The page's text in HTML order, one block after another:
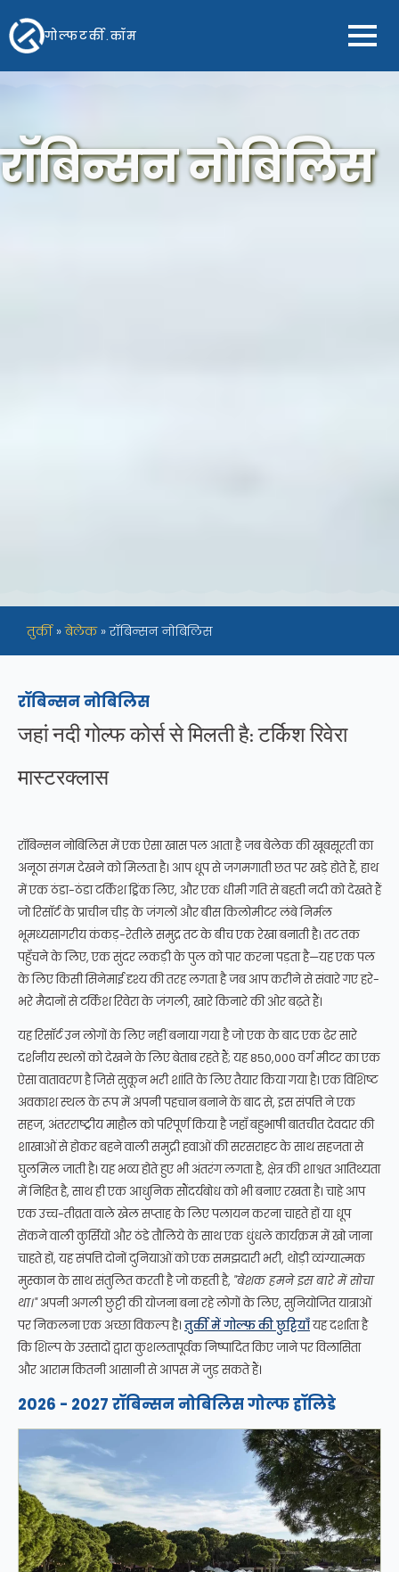
गोल्फटर्की.कॉम
रॉबिन्सन नोबिलिस
तुर्की»बेलेक»रॉबिन्सन नोबिलिस
रॉबिन्सन नोबिलिस
जहां नदी गोल्फ कोर्स से मिलती है: टर्किश रिवेरा
मास्टरक्लास
रॉबिन्सन नोबिलिस में एक ऐसा खास पल आता है जब बेलेक की खूबसूरती का
अनूठा संगम देखने को मिलता है। आप धूप से जगमगाती छत पर खड़े होते हैं, हाथ
में एक ठंडा-ठंडा टर्किश ड्रिंक लिए, और एक धीमी गति से बहती नदी को देखते हैं
जो रिसॉर्ट के प्राचीन चीड़ के जंगलों और बीस किलोमीटर लंबे निर्मल
भूमध्यसागरीय कंकड़-रेतीले समुद्र तट के बीच एक रेखा बनाती है। तट तक
पहुँचने के लिए, एक सुंदर लकड़ी के पुल को पार करना पड़ता है—यह एक पल
के लिए किसी सिनेमाई दृश्य की तरह लगता है जब आप करीने से संवारे गए हरे-
भरे मैदानों से टर्किश रिवेरा के जंगली, खारे किनारे की ओर बढ़ते हैं।
यह रिसॉर्ट उन लोगों के लिए नहीं बनाया गया है जो एक के बाद एक ढेर सारे
दर्शनीय स्थलों को देखने के लिए बेताब रहते हैं; यह 850,000 वर्ग मीटर का एक
ऐसा वातावरण है जिसे सुकून भरी शांति के लिए तैयार किया गया है। एक विशिष्ट
अवकाश स्थल के रूप में अपनी पहचान बनाने के बाद से, इस संपत्ति ने एक
सहज, अंतरराष्ट्रीय माहौल को परिपूर्ण किया है जहाँ बहुभाषी बातचीत देवदार की
शाखाओं से होकर बहने वाली समुद्री हवाओं की सरसराहट के साथ सहजता से
घुलमिल जाती है। यह भव्य होते हुए भी अंतरंग लगता है, क्षेत्र की शाश्वत आतिथ्यता
में निहित है, साथ ही एक आधुनिक सौंदर्यबोध को भी बनाए रखता है। चाहे आप
एक उच्च-तीव्रता वाले खेल सप्ताह के लिए पलायन करना चाहते हों या धूप
सेंकने वाली कुर्सियों और ठंडे तौलिये के साथ एक धुंधले कार्यक्रम में खो जाना
चाहते हों, यह संपत्ति दोनों दुनियाओं को एक समझदारी भरी, थोड़ी व्यंग्यात्मक
मुस्कान के साथ संतुलित करती है जो कहती है, "बेशक हमने इस बारे में सोचा
था।"अपनी अगली छुट्टी की योजना बना रहे लोगों के लिए, सुनियोजित यात्राओं
पर निकलना एक अच्छा विकल्प है। तुर्की में गोल्फ़ की छुट्टियाँयह दर्शाता है
कि शिल्प के उस्तादों द्वारा कुशलतापूर्वक निष्पादित किए जाने पर विलासिता
और आराम कितनी आसानी से आपस में जुड़ सकते हैं।
2026 - 2027 रॉबिन्सन नोबिलिस गोल्फ हॉलिडे